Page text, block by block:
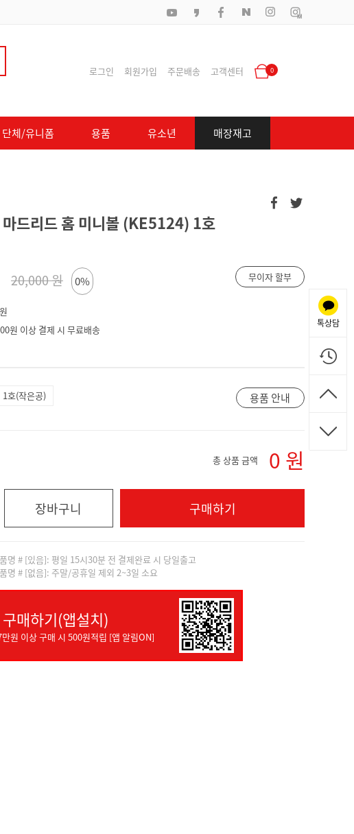
로그인 회원가입 주문배송 고객센터 0
단체/유니폼 용품 유소년 매장재고
마드리드 홈 미니볼 (KE5124) 1호
20,000 원 0% 무이자 할부
원 이상 결제 시 무료배송
1호(작은공) 용품 안내
총 상품 금액 0 원
장바구니 구매하기
명 # [있음]: 평일 15시30분 전 결제완료 시 당일출고
명 # [없음]: 주말/공휴일 제외 2~3일 소요
매하기(앱설치)
원 이상 구매 시 500원적립 [앱 알림ON]
톡상담